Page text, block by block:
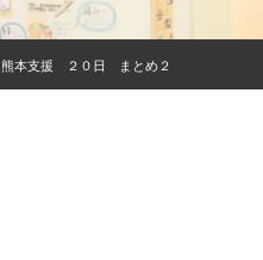
熊本支援 ２０日 まとめ２